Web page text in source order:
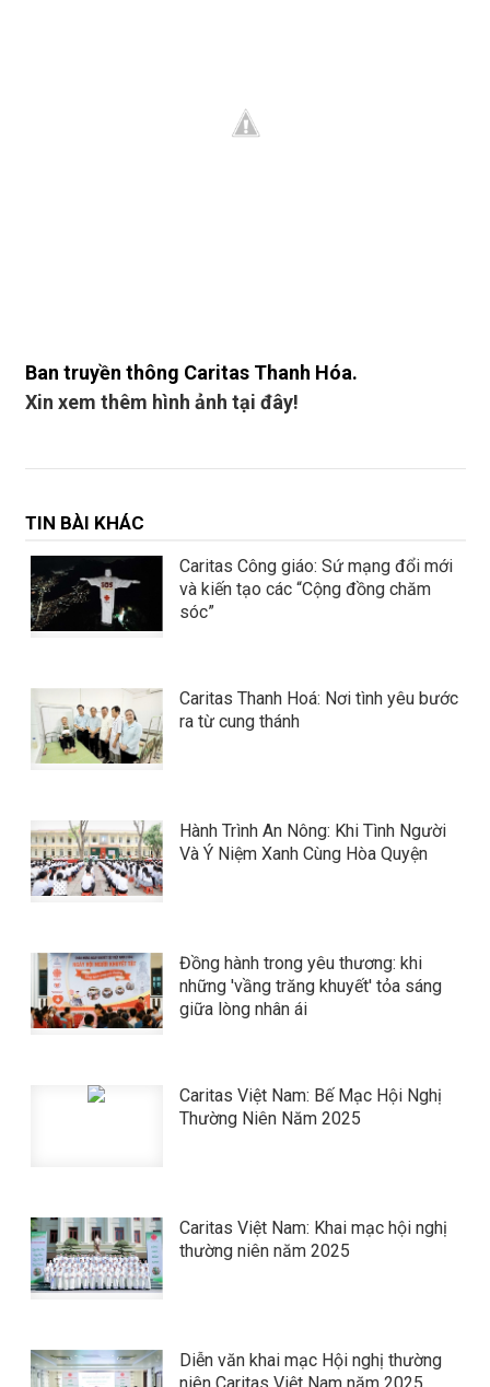
Ban truyền thông Caritas Thanh Hóa.
Xin xem thêm hình ảnh tại đây!
TIN BÀI KHÁC
Caritas Công giáo: Sứ mạng đổi mới
và kiến tạo các “Cộng đồng chăm
sóc”
Caritas Thanh Hoá: Nơi tình yêu bước
ra từ cung thánh
Hành Trình An Nông: Khi Tình Người
Và Ý Niệm Xanh Cùng Hòa Quyện
Đồng hành trong yêu thương: khi
những 'vầng trăng khuyết' tỏa sáng
giữa lòng nhân ái
Caritas Việt Nam: Bế Mạc Hội Nghị
Thường Niên Năm 2025
Caritas Việt Nam: Khai mạc hội nghị
thường niên năm 2025
Diễn văn khai mạc Hội nghị thường